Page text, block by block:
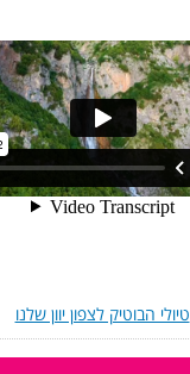
טיולי הבוטיק לצפון יוון שלנו